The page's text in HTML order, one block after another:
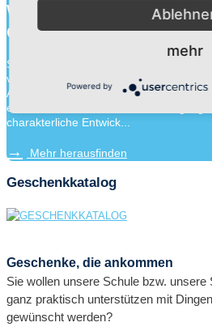
Wissen für morgen.
Charakter für die
Schule ist mehr als
von Schülern, Lehrern und Eltern gehen
Adventistischen Bekenntnisschulen
ein. Neben der Wissensvermittlung
charakterliche Entwick...
Mehr herausfinden
Geschenkkatalog
Geschenke, die ankommen
Sie wollen unsere Schule bzw. unsere
ganz praktisch unterstützen mit
gewünscht werden?
mehr
Powered by